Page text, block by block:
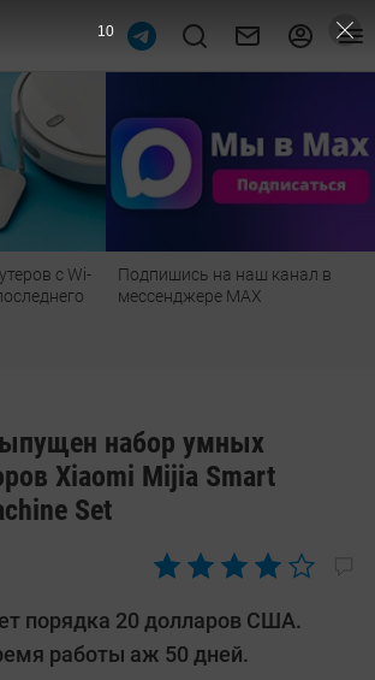
с Wi-
Подпишись на наш канал в
мессенджере МАХ
набор умных
Xiaomi Mijia Smart
Set
порядка 20 долларов США.
работы аж 50 дней.
9